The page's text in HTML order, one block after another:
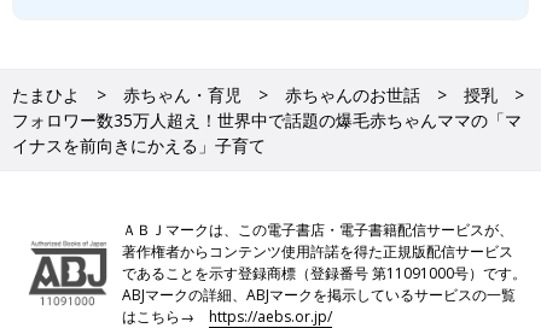
たまひよ 赤ちゃん・育児 赤ちゃんのお世話
授乳
フォロワー数35万人超え！世界中で話題の爆毛赤ちゃんママの「マ
イナスを前向きにかえる」子育て
ＡＢＪマークは、この電子書店・電子書籍配信サービスが、
著作権者からコンテンツ使用許諾を得た正規版配信サービス
であることを示す登録商標（登録番号 第11091000号）です。
ABJマークの詳細、ABJマークを掲示しているサービスの一覧
はこちら→https://aebs.or.jp/